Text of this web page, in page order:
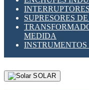
SUPRESORES
MEDIDA
SOLAR